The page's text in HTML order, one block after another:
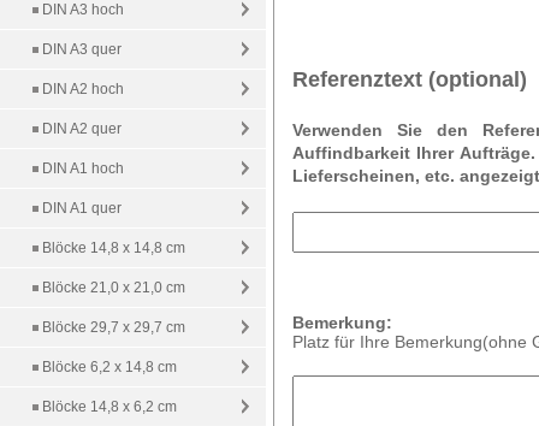
DIN A3 hoch
DIN A3 quer
DIN A2 hoch
DIN A2 quer
DIN A1 hoch
DIN A1 quer
Blöcke 14,8 x 14,8 cm
Blöcke 21,0 x 21,0 cm
Blöcke 29,7 x 29,7 cm
Blöcke 6,2 x 14,8 cm
Blöcke 14,8 x 6,2 cm
Referenztext (optional)
Verwenden Sie den
Auffindbarkeit Ihrer
Lieferscheinen, etc.
Bemerkung:
Platz für Ihre Bemerkung(ohne